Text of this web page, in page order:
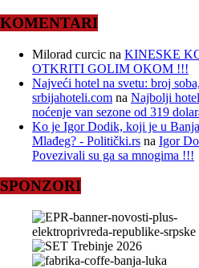
KOMENTARI
Milorad curcic na KINESKE
OTKRITI GOLIM OKOM !!!
Najveći hotel na svetu: broj
srbijahoteli.com na Najbolji
noćenje van sezone od 319
Ko je Igor Dodik, koji je u
Mlađeg? - Politički.rs na Igor
Povezivali su ga sa mnogima !!!
SPONZORI